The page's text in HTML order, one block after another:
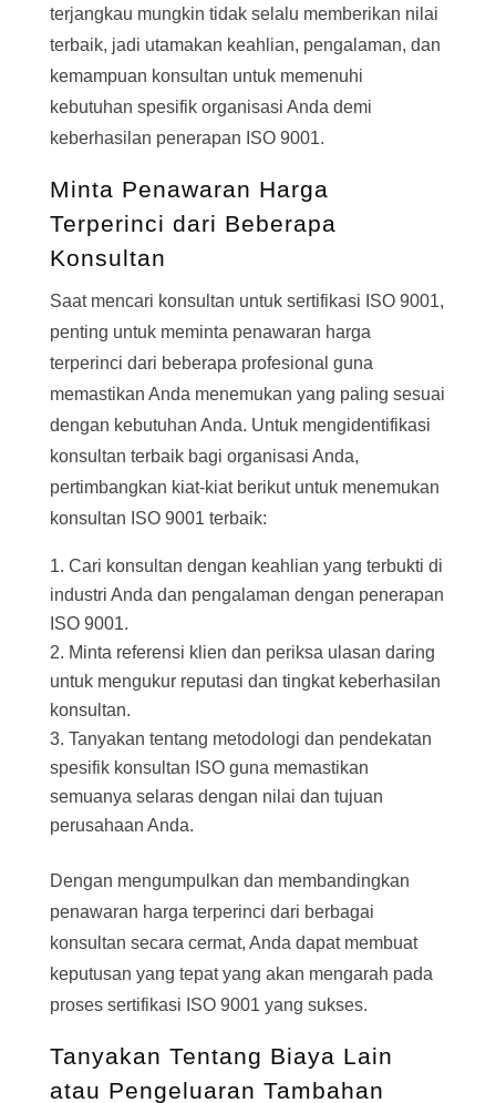
terjangkau mungkin tidak selalu memberikan nilai
terbaik, jadi utamakan keahlian, pengalaman, dan
kemampuan konsultan untuk memenuhi
kebutuhan spesifik organisasi Anda demi
keberhasilan penerapan ISO 9001.
Minta Penawaran Harga
Terperinci dari Beberapa
Konsultan
Saat mencari konsultan untuk sertifikasi ISO 9001,
penting untuk meminta penawaran harga
terperinci dari beberapa profesional guna
memastikan Anda menemukan yang paling sesuai
dengan kebutuhan Anda. Untuk mengidentifikasi
konsultan terbaik bagi organisasi Anda,
pertimbangkan kiat-kiat berikut untuk menemukan
konsultan ISO 9001 terbaik:
Cari konsultan dengan keahlian yang terbukti di
industri Anda dan pengalaman dengan penerapan
ISO 9001.
Minta referensi klien dan periksa ulasan daring
untuk mengukur reputasi dan tingkat keberhasilan
konsultan.
Tanyakan tentang metodologi dan pendekatan
spesifik konsultan ISO guna memastikan
semuanya selaras dengan nilai dan tujuan
perusahaan Anda.
Dengan mengumpulkan dan membandingkan
penawaran harga terperinci dari berbagai
konsultan secara cermat, Anda dapat membuat
keputusan yang tepat yang akan mengarah pada
proses sertifikasi ISO 9001 yang sukses.
Tanyakan Tentang Biaya Lain
atau Pengeluaran Tambahan